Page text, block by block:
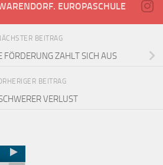
EUROPASCHULE
BEITRAG
FÖRDERUNG ZAHLT SICH AUS
BEITRAG
VERLUST